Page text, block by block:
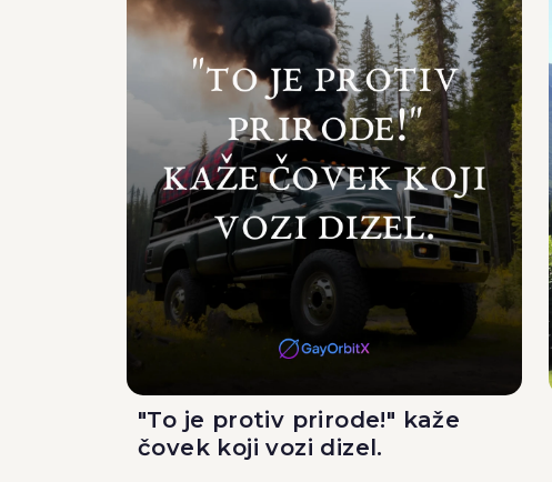
"To je protiv prirode!" kaže
čovek koji vozi dizel.